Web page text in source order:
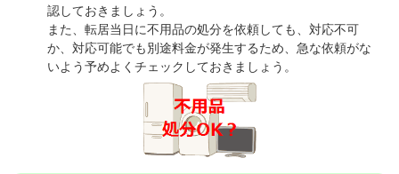
認しておきましょう。
また、転居当日に不用品の処分を依頼しても、対応不可
か、対応可能でも別途料金が発生するため、急な依頼がな
いよう予めよくチェックしておきましょう。